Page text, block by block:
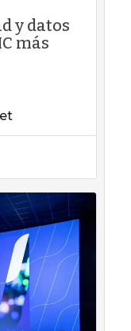
y datos
más